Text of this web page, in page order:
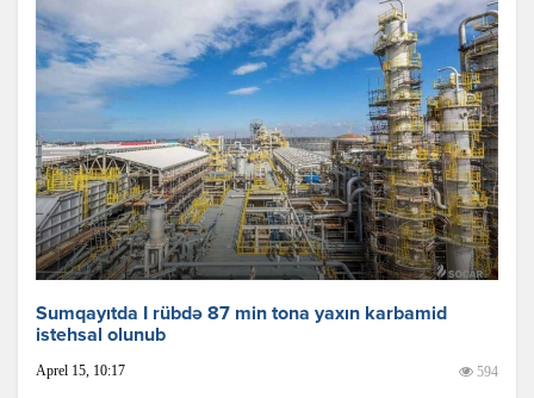
Sumqayıtda I rübdə 87 min tona yaxın karbamid
istehsal olunub
Aprel 15, 10:17 594